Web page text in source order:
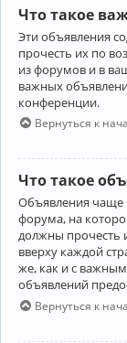
Что такое
Эти объявления
прочесть их по
из форумов и в
важных
конференции.
Вернуться к
Что такое
Объявления чаще
форума, на
должны прочесть
вверху каждой
же, как и с
объявлений
Вернуться к